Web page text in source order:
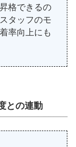
格できるの
タッフのモ
率向上にも
との連動